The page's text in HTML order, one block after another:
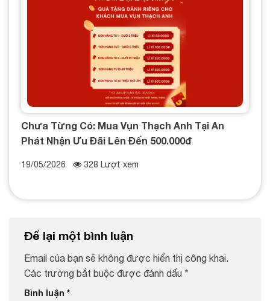
Chưa Từng Có: Mua Vụn Thạch Anh Tại An
Phát Nhận Ưu Đãi Lên Đến 500.000đ
19/05/2026 328 Lượt xem
Để lại một bình luận
Email của bạn sẽ không được hiển thị công khai.
Các trường bắt buộc được đánh dấu *
Bình luận *